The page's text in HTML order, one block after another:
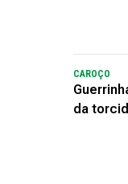
CAROÇO
da